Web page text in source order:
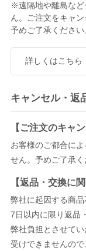
※遠隔地や離島など
ん。ご注文をキャ
予めご了承ください
詳しくはこちら
キャンセル・返
【ご注文のキャ
お客様のご都合に
せん。予めご了承く
【返品・交換に関
弊社に起因する商
7日以内に限り返品
弊社負担とさせて
受けできませんので